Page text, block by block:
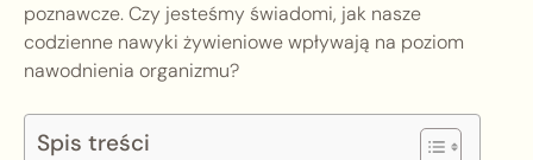
poznawcze. Czy jesteśmy świadomi, jak nasze
codzienne nawyki żywieniowe wpływają na poziom
nawodnienia organizmu?
Spis treści